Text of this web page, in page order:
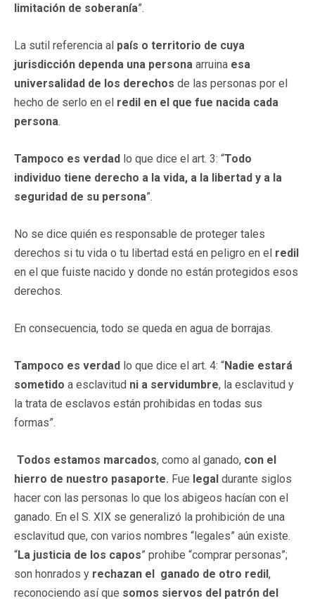
limitación de soberanía”.
La sutil referencia al país o territorio de cuya
jurisdicción dependa una persona arruina esa
universalidad de los derechos de las personas por el
hecho de serlo en el redil en el que fue nacida cada
persona.
Tampoco es verdad lo que dice el art. 3: “Todo
individuo tiene derecho a la vida, a la libertad y a la
seguridad de su persona”.
No se dice quién es responsable de proteger tales
derechos si tu vida o tu libertad está en peligro en el redil
en el que fuiste nacido y donde no están protegidos esos
derechos.
En consecuencia, todo se queda en agua de borrajas.
Tampoco es verdad lo que dice el art. 4: “Nadie estará
sometido a esclavitud ni a servidumbre, la esclavitud y
la trata de esclavos están prohibidas en todas sus
formas”.
Todos estamos marcados, como al ganado, con el
hierro de nuestro pasaporte. Fue legal durante siglos
hacer con las personas lo que los abigeos hacían con el
ganado. En el S. XIX se generalizó la prohibición de una
esclavitud que, con varios nombres “legales” aún existe.
“La justicia de los capos” prohibe “comprar personas”;
son honrados y rechazan el ganado de otro redil,
reconociendo así que somos siervos del patrón del